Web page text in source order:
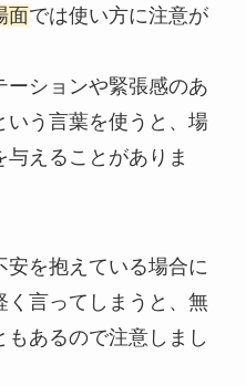
面では使い方に注意が
ションや緊張感のあ
いう言葉を使うと、場
えることがありま
安を抱えている場合に
く言ってしまうと、無
あるので注意しまし